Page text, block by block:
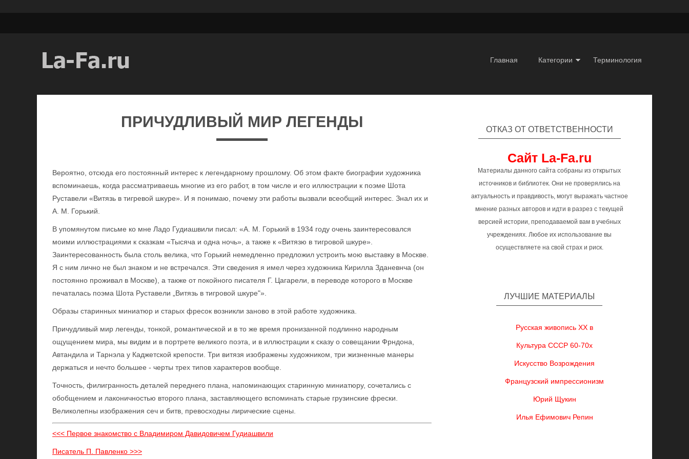
Главная Категории Терминология
ПРИЧУДЛИВЫЙ МИР ЛЕГЕНДЫ
Вероятно, отсюда его постоянный интерес к легендарному прошлому. Об этом факте биографии художника
вспоминаешь, когда рассматриваешь многие из его работ, в том числе и его иллюстрации к поэме Шота
Руставели «Витязь в тигревой шкуре». И я понимаю, почему эти работы вызвали всеобщий интерес. Знал их и
А. М. Горький.
В упомянутом письме ко мне Ладо Гудиашвили писал: «А. М. Горький в 1934 году очень заинтересовался
моими иллюстрациями к сказкам «Тысяча и одна ночь», а также к «Витязю в тигровой шкуре».
Заинтересованность была столь велика, что Горький немедленно предложил устроить мою выставку в Москве.
Я с ним лично не был знаком и не встречался. Эти сведения я имел через художника Кирилла Зданевнча (он
постоянно проживал в Москве), а также от покойного писателя Г. Цагарели, в переводе которого в Москве
печаталась поэма Шота Руставели „Витязь в тигровой шкуре"».
Образы старинных миниатюр и старых фресок возникли заново в этой работе художника.
Причудливый мир легенды, тонкой, романтической и в то же время пронизанной подлинно народным
ощущением мира, мы видим и в портрете великого поэта, и в иллюстрации к сказу о совещании Фрндона,
Автандила и Тарнэла у Каджетской крепости. Три витязя изображены художником, три жизненные манеры
держаться и нечто большее - черты трех типов характеров вообще.
Точность, филигранность деталей переднего плана, напоминающих старинную миниатюру, сочетались с
обобщением и лаконичностью второго плана, заставляющего вспоминать старые грузинские фрески.
Великолепны изображения сеч и битв, превосходны лирические сцены.
<<< Первое знакомство с Владимиром Давидовичем Гудиашвили
Писатель П. Павленко >>>
ОТКАЗ ОТ ОТВЕТСТВЕННОСТИ
Сайт La-Fa.ru
Материалы данного сайта собраны из открытых
источников и библиотек. Они не проверялись на
актуальность и правдивость, могут выражать частное
мнение разных авторов и идти в разрез с текущей
версией истории, преподаваемой вам в учебных
учреждениях. Любое их использование вы
осуществляете на свой страх и риск.
ЛУЧШИЕ МАТЕРИАЛЫ
Русская живопись XX в
Культура СССР 60-70х
Искусство Возрождения
Французский импрессионизм
Юрий Щукин
Илья Ефимович Репин